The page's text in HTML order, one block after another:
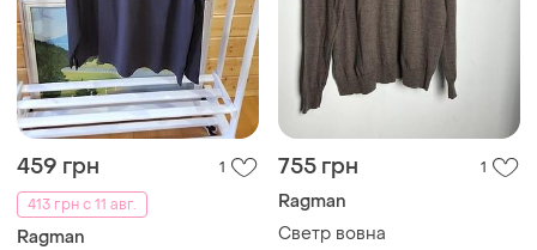
459 грн
1
413 грн с 11 авг.
Ragman
755 грн 1
Ragman
Светр вовна